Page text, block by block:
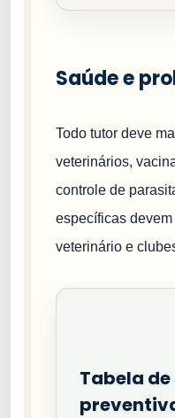
Saúde e
Todo tutor deve
veterinários,
controle de
específicas
veterinário e
Tabela